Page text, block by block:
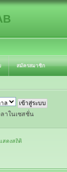
สมัครสมาชิก
าในเซสชั่น
แสดงสถิติ